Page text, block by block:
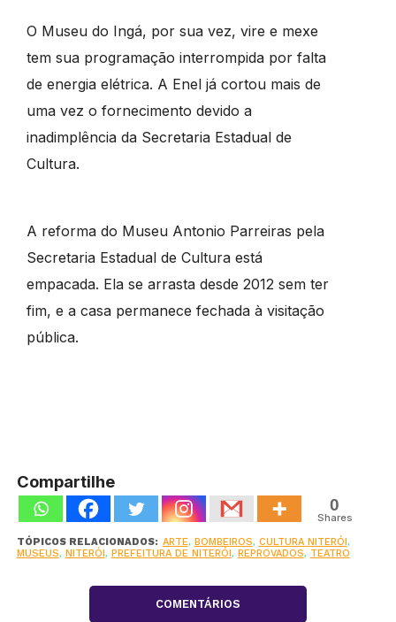
O Museu do Ingá, por sua vez, vire e mexe
tem sua programação interrompida por falta
de energia elétrica. A Enel já cortou mais de
uma vez o fornecimento devido a
inadimplência da Secretaria Estadual de
Cultura.
A reforma do Museu Antonio Parreiras pela
Secretaria Estadual de Cultura está
empacada. Ela se arrasta desde 2012 sem ter
fim, e a casa permanece fechada à visitação
pública.
Compartilhe
0
Shares
TÓPICOS RELACIONADOS: ARTE, BOMBEIROS, CULTURA NITERÓI ,
MUSEUS, NITERÓI , PREFEITURA DE NITERÓI , REPROVADOS, TEATRO
COMENTÁRIOS